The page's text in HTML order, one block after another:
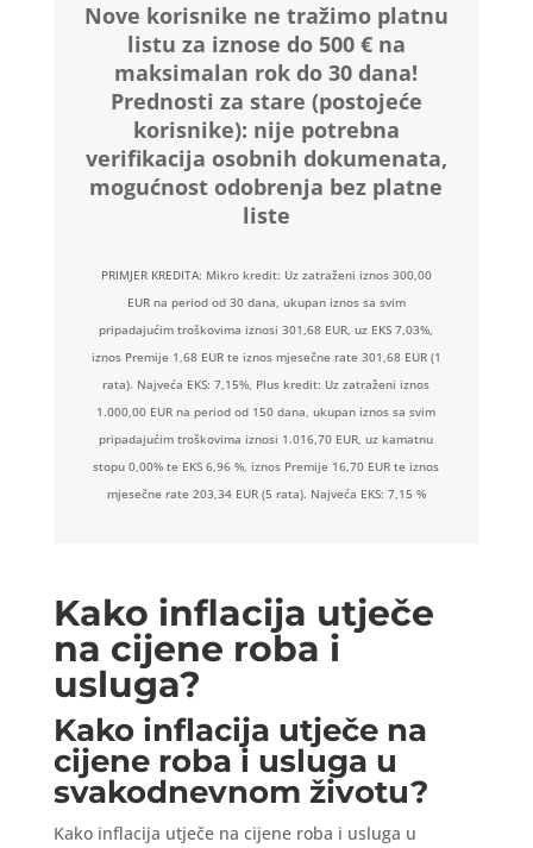
Nove korisnike ne tražimo platnu
listu za iznose do 500 € na
maksimalan rok do 30 dana!
Prednosti za stare (postojeće
korisnike): nije potrebna
verifikacija osobnih dokumenata,
mogućnost odobrenja bez platne
liste
PRIMJER KREDITA: Mikro kredit: Uz zatraženi iznos 300,00
EUR na period od 30 dana, ukupan iznos sa svim
pripadajućim troškovima iznosi 301,68 EUR, uz EKS 7,03%,
iznos Premije 1,68 EUR te iznos mjesečne rate 301,68 EUR (1
rata). Najveća EKS: 7,15%, Plus kredit: Uz zatraženi iznos
1.000,00 EUR na period od 150 dana, ukupan iznos sa svim
pripadajućim troškovima iznosi 1.016,70 EUR, uz kamatnu
stopu 0,00% te EKS 6,96 %, iznos Premije 16,70 EUR te iznos
mjesečne rate 203,34 EUR (5 rata). Najveća EKS: 7,15 %
Kako inflacija utječe
na cijene roba i
usluga?
Kako inflacija utječe na
cijene roba i usluga u
svakodnevnom životu?
Kako inflacija utječe na cijene roba i usluga u